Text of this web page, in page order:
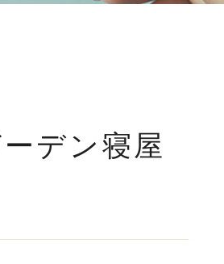
デン寝屋